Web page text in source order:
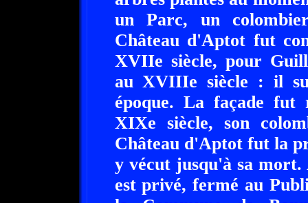
un Parc, un
Château d'Aptot fut
XVIIe siècle, pour
au XVIIIe siècle : il
époque. La façade fut
XIXe siècle, son
Château d'Aptot fut la
y vécut jusqu'à sa
est privé, fermé au